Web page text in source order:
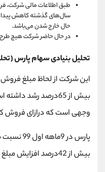
طبق اطلاعات مالی شرکت،
سال‌های گذشته کاهش پیدا
حال خارج شدن می‌باشد.
در حال حاضر شرکت هیچ طرح
تحلیل بنیادی سهام پارس (تحلیل
بیش از 65درصد رشد
وجهی است که درازای فروش
پارس در 9ماهه
بیش از 42درصد افزایش مبلغ فروش داشته است.